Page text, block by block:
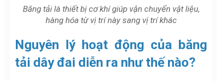
Băng tải là thiết bị cơ khí giúp vận chuyển vật liệu,
hàng hóa từ vị trí này sang vị trí khác
Nguyên lý hoạt động của băng
tải dây đai diễn ra như thế nào?